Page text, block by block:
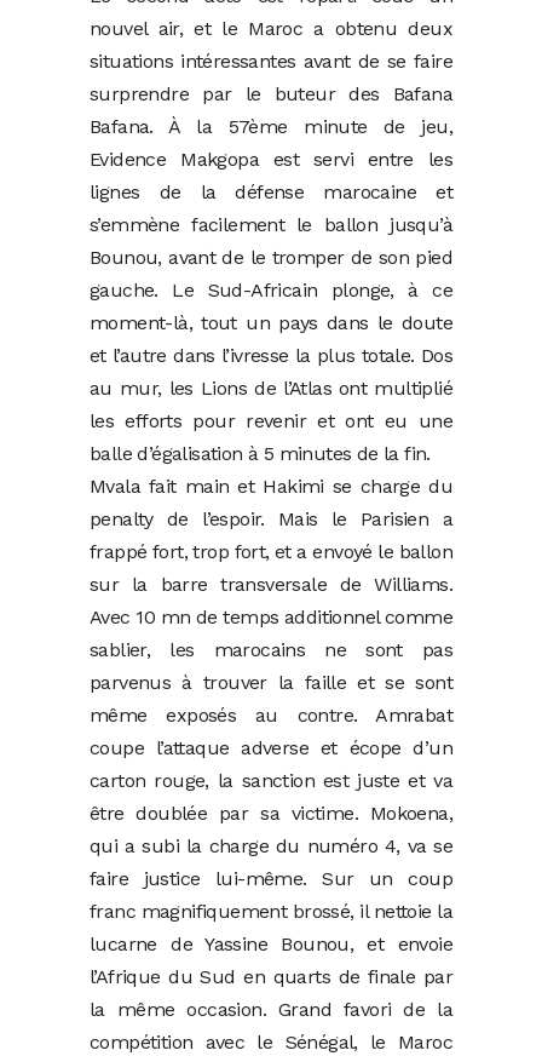
nouvel air, et le Maroc a obtenu deux
situations intéressantes avant de se faire
surprendre par le buteur des Bafana
Bafana. À la 57ème minute de jeu,
Evidence Makgopa est servi entre les
lignes de la défense marocaine et
s’emmène facilement le ballon jusqu’à
Bounou, avant de le tromper de son pied
gauche. Le Sud-Africain plonge, à ce
moment-là, tout un pays dans le doute
et l’autre dans l’ivresse la plus totale. Dos
au mur, les Lions de l’Atlas ont multiplié
les efforts pour revenir et ont eu une
balle d’égalisation à 5 minutes de la fin.
Mvala fait main et Hakimi se charge du
penalty de l’espoir. Mais le Parisien a
frappé fort, trop fort, et a envoyé le ballon
sur la barre transversale de Williams.
Avec 10 mn de temps additionnel comme
sablier, les marocains ne sont pas
parvenus à trouver la faille et se sont
même exposés au contre. Amrabat
coupe l’attaque adverse et écope d’un
carton rouge, la sanction est juste et va
être doublée par sa victime. Mokoena,
qui a subi la charge du numéro 4, va se
faire justice lui-même. Sur un coup
franc magnifiquement brossé, il nettoie la
lucarne de Yassine Bounou, et envoie
l’Afrique du Sud en quarts de finale par
la même occasion. Grand favori de la
compétition avec le Sénégal, le Maroc